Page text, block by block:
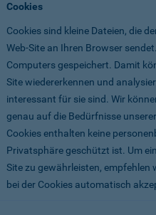
Cookies
Cookies sind kleine Dateien, die
Web-Site an Ihren Browser
Computers gespeichert. Damit
Site wiedererkennen und
interessant für sie sind. Wir
genau auf die Bedürfnisse
Cookies enthalten keine
Privatsphäre geschützt ist. Um
Site zu gewährleisten, empfehlen
bei der Cookies automatisch